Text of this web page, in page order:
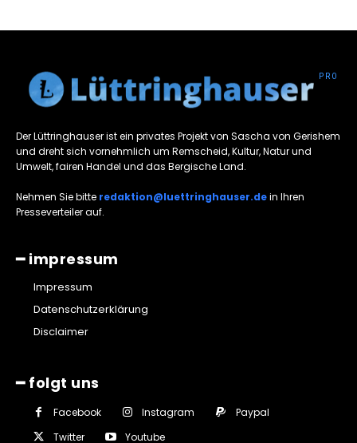
Der Lüttringhauser ist ein privates Projekt von Sascha von Gerishem
und dreht sich vornehmlich um Remscheid, Kultur, Natur und
Umwelt, fairen Handel und das Bergische Land.
Nehmen Sie bitte redaktion@luettringhauser.dein Ihren
Presseverteiler auf.
━ impressum
Impressum
Datenschutzerklärung
Disclaimer
━ folgt uns
Facebook Instagram
Paypal
Twitter
Youtube